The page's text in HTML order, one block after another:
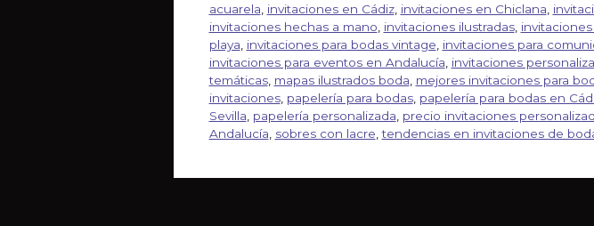
acuarela invitaciones en Cádiz, invitaciones en Chiclana
invitaciones hechas a mano invitaciones ilustradas,
playa invitaciones para bodas vintage invitaciones para
invitaciones para eventos en Andalucía invitaciones
temáticas, mapas ilustrados boda mejores invitaciones para
invitaciones, papelería para bodas, papelería para bodas en
Sevilla papelería personalizada precio invitaciones
Andalucía sobres con lacre ,tendencias en invitaciones de